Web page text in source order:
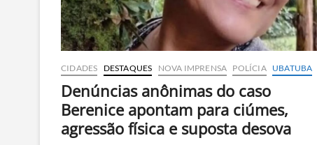
e
Ubatuba
CIDADES DESTAQUES NOVA IMPRENSA POLÍCIA UBATUBA
Denúncias anônimas do caso
Berenice apontam para ciúmes,
agressão física e suposta desova